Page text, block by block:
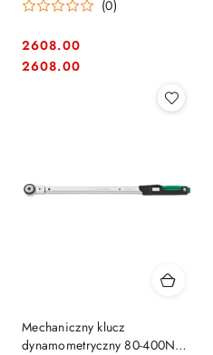
14x18mm + grzechotka na
[PR-50181020] Man
(0)
Cena:
2608.00
Cena:
2608.00
Mechaniczny klucz
dynamometryczny 80-400Nm